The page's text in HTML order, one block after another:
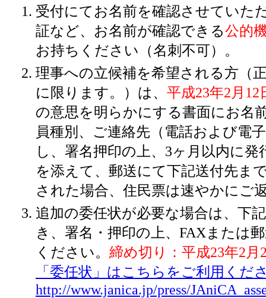
受付にてお名前を確認させていた
証など、お名前が確認できる公的
お持ちください（名刺不可）。
理事への立候補を希望される方（
に限ります。）は、 平成23年2月
の意思を明らかにする書面にお名
員種別、ご連絡先（電話および電
し、署名押印の上、3ヶ月以内に
を添えて、郵送にて下記送付先ま
された場合、住民票は速やかにご
追加の委任状が必要な場合は、下
き、署名・押印の上、FAXまたは
ください。 締め切り：平成23年2月
「委任状」はこちらをご利用くだ
http://www.janica.jp/press/